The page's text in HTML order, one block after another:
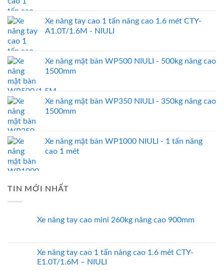
Xe nâng tay cao 1 tấn nâng cao 1.6 mét CTY-
A1.0T/1.6M - NIULI
Xe nâng mặt bàn WP500 NIULI - 500kg nâng cao
1500mm
Xe nâng mặt bàn WP350 NIULI - 350kg nâng cao
1500mm
Xe nâng mặt bàn WP1000 NIULI - 1 tấn nâng
cao 1 mét
TIN MỚI NHẤT
Xe nâng tay cao mini 260kg nâng cao 900mm
Xe nâng tay cao 1 tấn nâng cao 1.6 mét CTY-
E1.0T/1.6M – NIULI